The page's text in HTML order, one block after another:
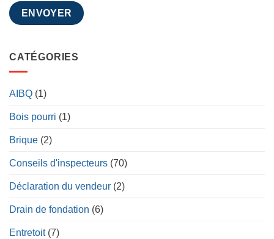
CATÉGORIES
AIBQ (1)
Bois pourri (1)
Brique (2)
Conseils d'inspecteurs (70)
Déclaration du vendeur (2)
Drain de fondation (6)
Entretoit(7)